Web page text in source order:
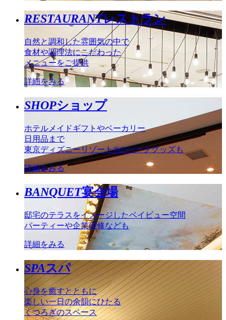
RESTAURANTレストラン
自然と調和した雰囲気の中で
食材や調理法にこだわった
メニューをご提供
詳細をみる
SHOPショップ
ホテルメイドギフトやベーカリー
日用品まで
東京ディズニーリゾート®のパークグッズも
詳細をみる
BANQUET宴会場
邸宅のテラスをイメージしたベイビュー空間
パーティーや企業研修なども
詳細をみる
SPAスパ
心身を癒すとともに
楽しい一日の余韻にひたる
くつろぎのスペース